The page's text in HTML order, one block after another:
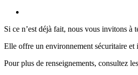
Si ce n’est déjà fait, nous vous invitons
Elle offre un environnement sécuritaire
Pour plus de renseignements, consultez